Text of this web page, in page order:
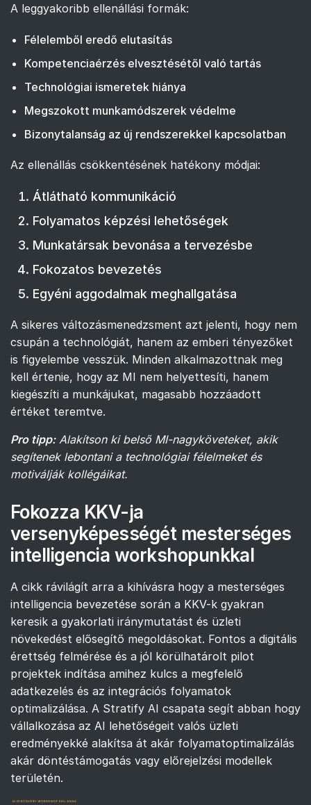
A leggyakoribb ellenállási formák:
Félelemből eredő elutasítás
Kompetenciaérzés elvesztésétől való tartás
Technológiai ismeretek hiánya
Megszokott munkamódszerek védelme
Bizonytalanság az új rendszerekkel kapcsolatban
Az ellenállás csökkentésének hatékony módjai:
Átlátható kommunikáció
Folyamatos képzési lehetőségek
Munkatársak bevonása a tervezésbe
Fokozatos bevezetés
Egyéni aggodalmak meghallgatása
A sikeres változásmenedzsment azt jelenti, hogy nem
csupán a technológiát, hanem az emberi tényezőket
is figyelembe vesszük. Minden alkalmazottnak meg
kell értenie, hogy az MI nem helyettesíti, hanem
kiegészíti a munkájukat, magasabb hozzáadott
értéket teremtve.
Pro tipp: Alakítson ki belső MI-nagyköveteket, akik
segítenek lebontani a technológiai félelmeket és
motiválják kollégáikat.
Fokozza KKV-ja
versenyképességét mesterséges
intelligencia workshopunkkal
A cikk rávilágít arra a kihívásra hogy a mesterséges
intelligencia bevezetése során a KKV-k gyakran
keresik a gyakorlati iránymutatást és üzleti
növekedést elősegítő megoldásokat. Fontos a digitális
érettség felmérése és a jól körülhatárolt pilot
projektek indítása amihez kulcs a megfelelő
adatkezelés és az integrációs folyamatok
optimalizálása. A Stratify AI csapata segít abban hogy
vállalkozása az AI lehetőségeit valós üzleti
eredményekké alakítsa át akár folyamatoptimalizálás
akár döntéstámogatás vagy előrejelzési modellek
területén.